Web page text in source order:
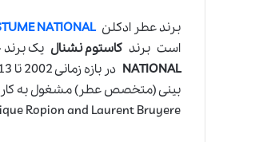
برند عطر ادکلنNATIONAL
است برند کاستوم نشنال يک برند جديد
NATIONAL
بينی (متخصص عطر) مشغول به کار
Ropion and Laurent Bruyere.